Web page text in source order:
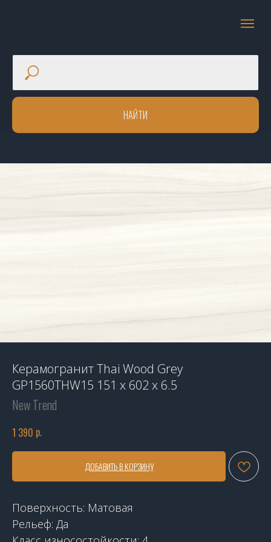
НАЙТИ
Керамогранит Thai Wood Grey
GP1560THW15 151 x 602 x 6.5
New Trend
1 390 р.
ДОБАВИТЬ В КОРЗИНУ
Поверхность: Матовая
Рельеф: Да